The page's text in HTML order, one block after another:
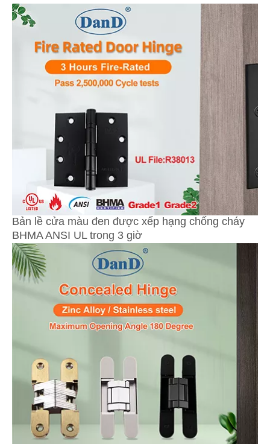
Bản lề cửa màu đen được xếp hạng chống cháy
BHMA ANSI UL trong 3 giờ